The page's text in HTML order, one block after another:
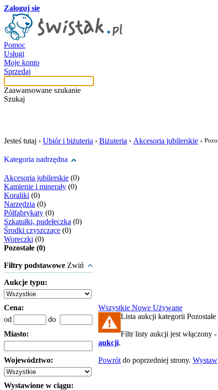
Zaloguj się
Pomoc
Usługi
Moje konto
Sprzedaj
Zaawansowane szukanie
Szukaj
Jesteś tutaj › Ubiór i biżuteria › Biżuteria › Akcesoria jubilerskie ›
Kategoria nadrzędna
Akcesoria jubilerskie (0)
Kamienie i minerały (0)
Koraliki (0)
Narzędzia (0)
Półfabrykaty (0)
Szkatułki, pudełeczka (0)
Środki czyszczące (0)
Woreczki (0)
Pozostałe (0)
Filtry podstawowe Zwiń
Aukcje typu:
Cena:
od
do
Miasto:
Województwo:
Wystawione w ciągu:
Wszystkie Nowe Używane
Lista aukcji kategorii Pozostałe
Filtr listy aukcji jest włączony -
aukcji.
Powrót do poprzedniej strony. Wystaw